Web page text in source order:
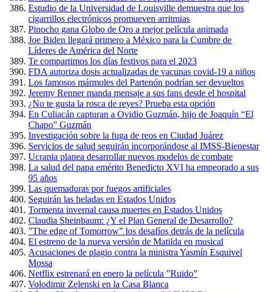
Estudio de la Universidad de Louisville demuestra que los
cigarrillos electrónicos promueven arritmias
Pinocho gana Globo de Oro a mejor película animada
Joe Biden llegará primero a México para la Cumbre de
Líderes de América del Norte
Te compartimos los días festivos para el 2023
FDA autoriza dosis actualizadas de vacunas covid-19 a niños
Los famosos mármoles del Partenón podrían ser devueltos
Jeremy Renner manda mensaje a sus fans desde el hospital
¿No te gusta la rosca de reyes? Prueba esta opción
En Culiacán capturan a Ovidio Guzmán, hijo de Joaquín “El
Chapo” Guzmán
Investigación sobre la fuga de reos en Ciudad Juárez
Servicios de salud seguirán incorporándose al IMSS-Bienestar
Ucrania planea desarrollar nuevos modelos de combate
La salud del papa emérito Benedicto XVI ha empeorado a sus
95 años
Las quemaduras por fuegos artificiales
Seguirán las heladas en Estados Unidos
Tormenta invernal causa muertes en Estados Unidos
Claudia Sheinbaum: ¿Y el Plan General de Desarrollo?
”The edge of Tomorrow” los desafíos detrás de la película
El estreno de la nueva versión de Matilda en musical
Acusaciones de plagio contra la ministra Yasmín Esquivel
Mossa
Netflix estrenará en enero la película ”Ruido”
Volodimir Zelenski en la Casa Blanca